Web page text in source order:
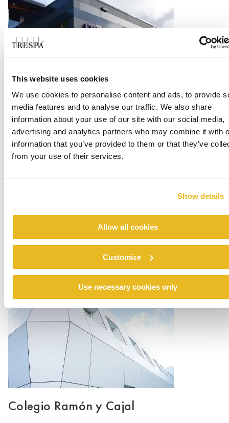
This website uses cookies
We use cookies to personalise content and ads, to provide
media features and to analyse our traffic. We also share
information about your use of our site with our social media,
advertising and analytics partners who may combine it with
information that you’ve provided to them or that they’ve
from your use of their services.
Show details
Allow all cookies
Customize
Use necessary cookies only
Office Centrada
Les mer
Renovation emergency shelter Stein
Les mer
Colegio Ramón y Cajal